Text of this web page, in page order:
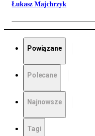
Łukasz Majchrzyk
Powiązane
Polecane
Najnowsze
Tagi